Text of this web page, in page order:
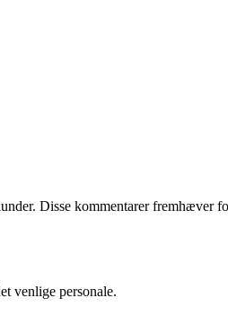
Disse kommentarer fremhæver
venlige personale.